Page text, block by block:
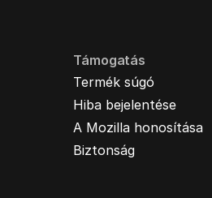
Támogatás
Termék súgó
Hiba bejelentése
A Mozilla honosítása
Biztonság